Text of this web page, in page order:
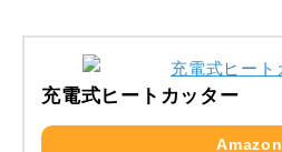
充電式ヒートカッター
Amazon